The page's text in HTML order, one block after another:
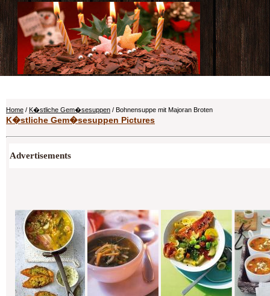
Home / K�stliche Gem�sesuppen / Bohnensuppe mit Majoran Broten
K�stliche Gem�sesuppen Pictures
Advertisements